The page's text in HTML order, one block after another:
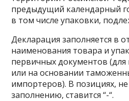
предыдущий календарный
в том числе упаковки,
Декларация заполняется в
наименования товара и
первичных документов
или на основании
импортеров). В позициях,
заполнению, ставится “-“.